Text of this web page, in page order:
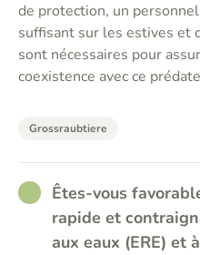
de protection, un
suffisant sur les estives et
sont nécessaires pour
coexistence avec ce
Grossraubtiere
RATHER_GOOD
Êtes-vous
rapide et
aux eaux (ERE) et